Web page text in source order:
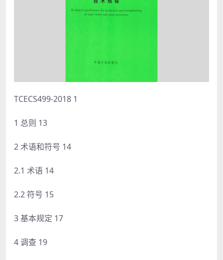
TCECS499-2018 1
1 总则 13
2 术语和符号 14
2.1 术语 14
2.2 符号 15
3 基本规定 17
4 调查 19